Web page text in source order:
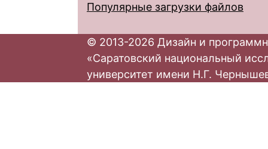
Популярные загрузки файлов
© 2013-2026 Дизайн и
«Саратовский национальный
университет имени Н.Г.